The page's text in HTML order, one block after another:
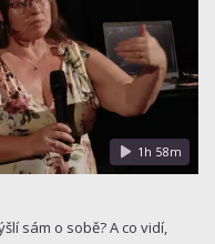
1h 58m
sám o sobě? A co vidí,